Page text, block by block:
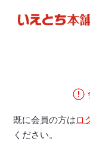
既に会員の方はロ
ください。